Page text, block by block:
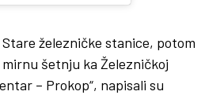
Stare železničke stanice, potom
šetnju ka Železničkoj
– Prokop“, napisali su